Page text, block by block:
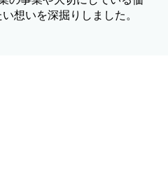
想いを深掘りしました。